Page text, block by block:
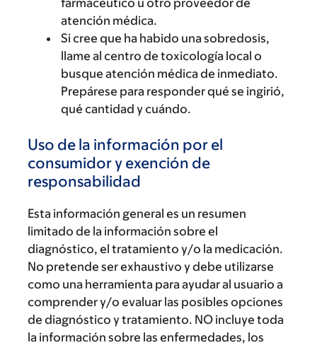
atención médica.
Si cree que ha habido una sobredosis,
llame al centro de toxicología local o
busque atención médica de inmediato.
Prepárese para responder qué se ingirió,
qué cantidad y cuándo.
Uso de la información por el
consumidor y exención de
responsabilidad
Esta información general es un resumen
limitado de la información sobre el
diagnóstico, el tratamiento y/o la medicación.
No pretende ser exhaustivo y debe utilizarse
como una herramienta para ayudar al usuario a
comprender y/o evaluar las posibles opciones
de diagnóstico y tratamiento. NO incluye toda
la información sobre las enfermedades, los